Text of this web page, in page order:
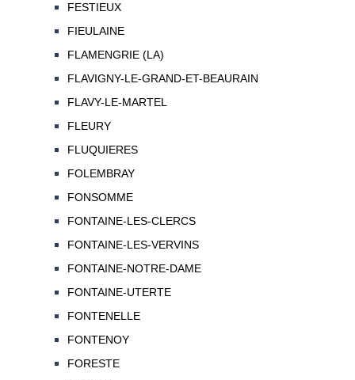
FESTIEUX
FIEULAINE
FLAMENGRIE (LA)
FLAVIGNY-LE-GRAND-ET-BEAURAIN
FLAVY-LE-MARTEL
FLEURY
FLUQUIERES
FOLEMBRAY
FONSOMME
FONTAINE-LES-CLERCS
FONTAINE-LES-VERVINS
FONTAINE-NOTRE-DAME
FONTAINE-UTERTE
FONTENELLE
FONTENOY
FORESTE